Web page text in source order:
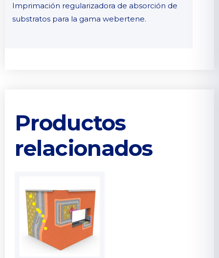
Imprimación regularizadora de absorción de
substratos para la gama webertene.
Productos
relacionados